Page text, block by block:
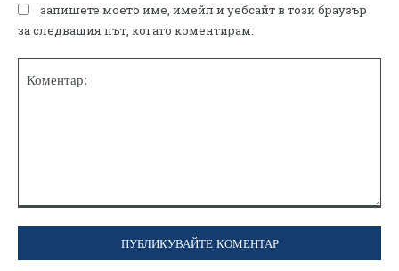
запишете моето име, имейл и уебсайт в този браузър
за следващия път, когато коментирам.